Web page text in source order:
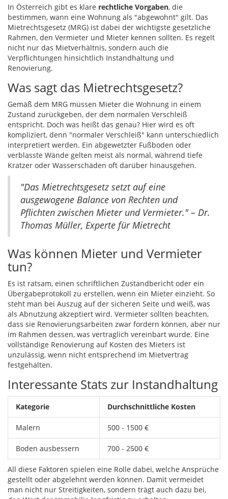
In Österreich gibt es klare rechtliche Vorgaben, die
bestimmen, wann eine Wohnung als "abgewohnt" gilt. Das
Mietrechtsgesetz (MRG) ist dabei der wichtigste gesetzliche
Rahmen, den Vermieter und Mieter kennen sollten. Es regelt
nicht nur das Mietverhältnis, sondern auch die
Verpflichtungen hinsichtlich Instandhaltung und
Renovierung.
Was sagt das Mietrechtsgesetz?
Gemäß dem MRG müssen Mieter die Wohnung in einem
Zustand zurückgeben, der dem normalen Verschleiß
entspricht. Doch was heißt das genau? Hier wird es oft
kompliziert, denn "normaler Verschleiß" kann unterschiedlich
interpretiert werden. Ein abgewetzter Fußboden oder
verblasste Wände gelten meist als normal, während tiefe
Kratzer oder Wasserschäden oft darüber hinausgehen.
"Das Mietrechtsgesetz setzt auf eine
ausgewogene Balance von Rechten und
Pflichten zwischen Mieter und Vermieter." – Dr.
Thomas Müller, Experte für Mietrecht
Was können Mieter und Vermieter
tun?
Es ist ratsam, einen schriftlichen Zustandbericht oder ein
Übergabeprotokoll zu erstellen, wenn ein Mieter einzieht. So
steht man bei Auszug auf der sicheren Seite und weiß, was
als Abnutzung akzeptiert wird. Vermieter sollten beachten,
dass sie Renovierungsarbeiten zwar fordern können, aber nur
im Rahmen dessen, was vertraglich vereinbart wurde. Eine
vollständige Renovierung auf Kosten des Mieters ist
unzulässig, wenn nicht entsprechend im Mietvertrag
festgehalten.
Interessante Stats zur Instandhaltung
Kategorie Durchschnittliche Kosten
Malern 500 - 1500 €
Boden ausbessern 700 - 2500 €
All diese Faktoren spielen eine Rolle dabei, welche Ansprüche
gestellt oder abgelehnt werden können. Damit vermeidet
man nicht nur Streitigkeiten, sondern trägt auch dazu bei,